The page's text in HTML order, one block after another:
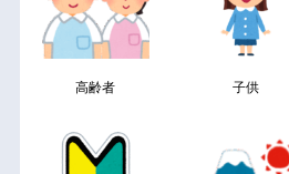
高齢者 子供